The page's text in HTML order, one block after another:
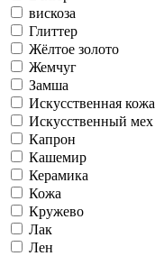
вискоза
Глиттер
Жёлтое золото
Жемчуг
Замша
Искусственная кожа
Искусственный мех
Капрон
Кашемир
Керамика
Кожа
Кружево
Лак
Лен